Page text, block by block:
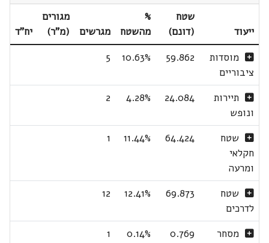
ייעוד
שטח
(דונם)
%
מהשטח
מגרשים
מגורים
(מ"ר)
יח"ד
מוסדות
ציבוריים
59.862
10.63%
5
תיירות
ונופש
24.084
4.28%
2
שטח
חקלאי
ומרעה
64.424
11.44%
1
שטח
לדרכים
69.873
12.41%
12
מסחר
0.769
0.14%
1